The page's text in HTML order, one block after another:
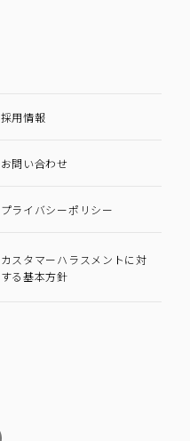
採用情報
お問い合わせ
プライバシーポリシー
カスタマーハラスメントに対
する基本方針